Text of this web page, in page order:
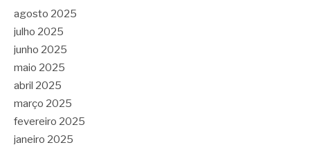
agosto 2025
julho 2025
junho 2025
maio 2025
abril 2025
março 2025
fevereiro 2025
janeiro 2025